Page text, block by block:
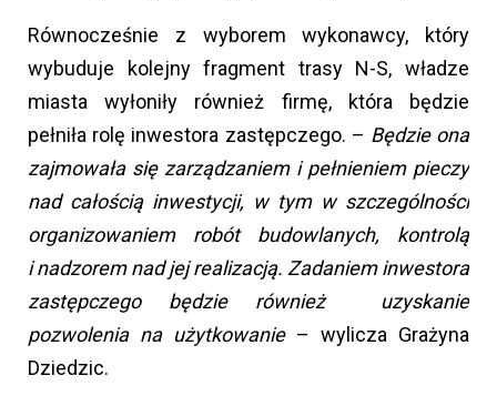
Równocześnie z wyborem wykonawcy, który
wybuduje kolejny fragment trasy N-S, władze
miasta wyłoniły również firmę, która będzie
pełniła rolę inwestora zastępczego. – Będzie ona
zajmowała się zarządzaniem i pełnieniem pieczy
nad całością inwestycji, w tym w szczególności
organizowaniem robót budowlanych, kontrolą
i nadzorem nad jej realizacją. Zadaniem inwestora
zastępczego będzie również uzyskanie
pozwolenia na użytkowanie – wylicza Grażyna
Dziedzic.